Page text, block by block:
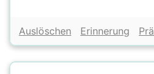
Auslöschen Erinnerung